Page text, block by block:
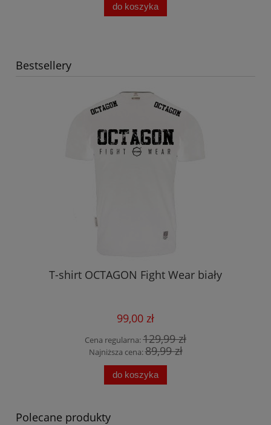
do koszyka
Bestsellery
T-shirt OCTAGON Fight Wear biały
99,00 zł
Cena regularna:129,99 zł
Najniższa cena:89,99 zł
do koszyka
Polecane produkty